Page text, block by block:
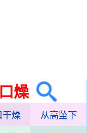
燥
干燥 从高坠下